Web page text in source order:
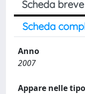
Scheda breve
Scheda
Anno
2007
Appare nelle